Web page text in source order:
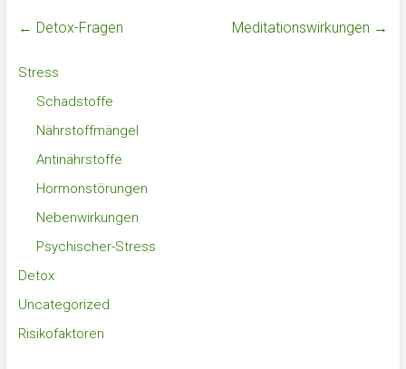
← Detox-Fragen Meditationswirkungen →
Stress
Schadstoffe
Nährstoffmängel
Antinährstoffe
Hormonstörungen
Nebenwirkungen
Psychischer-Stress
Detox
Uncategorized
Risikofaktoren